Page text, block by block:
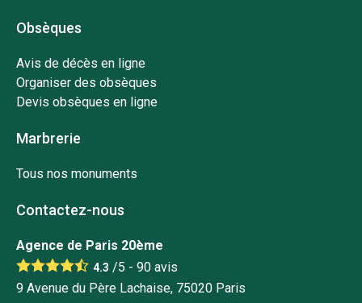
Obsèques
Avis de décès en ligne
Organiser des obsèques
Devis obsèques en ligne
Marbrerie
Tous nos monuments
Contactez-nous
Agence de Paris 20ème
4.3 /5 - 90 avis
9 Avenue du Père Lachaise, 75020 Paris